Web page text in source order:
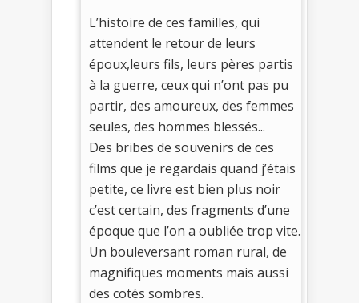
L’histoire de ces familles, qui
attendent le retour de leurs
époux,leurs fils, leurs pères partis
à la guerre, ceux qui n’ont pas pu
partir, des amoureux, des femmes
seules, des hommes blessés...
Des bribes de souvenirs de ces
films que je regardais quand j’étais
petite, ce livre est bien plus noir
c’est certain, des fragments d’une
époque que l’on a oubliée trop vite.
Un bouleversant roman rural, de
magnifiques moments mais aussi
des cotés sombres.